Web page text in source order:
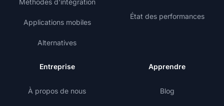
Méthodes d'intégration
Applications mobiles
Alternatives
État des performances
Entreprise
À propos de nous
Apprendre
Blog